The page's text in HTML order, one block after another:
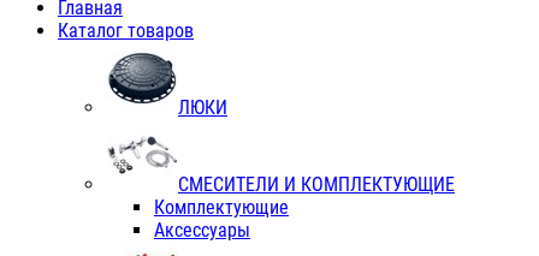
Главная
Каталог товаров
ЛЮКИ
СМЕСИТЕЛИ И КОМПЛЕКТУЮЩИЕ
Комплектующие
Аксессуары